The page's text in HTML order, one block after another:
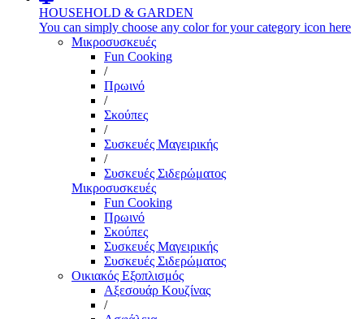
HOUSEHOLD & GARDEN
You can simply choose any color for your category icon here
Μικροσυσκευές
Fun Cooking
/
Πρωινό
/
Σκούπες
/
Συσκευές Μαγειρικής
/
Συσκευές Σιδερώματος
Μικροσυσκευές
Fun Cooking
Πρωινό
Σκούπες
Συσκευές Μαγειρικής
Συσκευές Σιδερώματος
Οικιακός Εξοπλισμός
Αξεσουάρ Κουζίνας
/